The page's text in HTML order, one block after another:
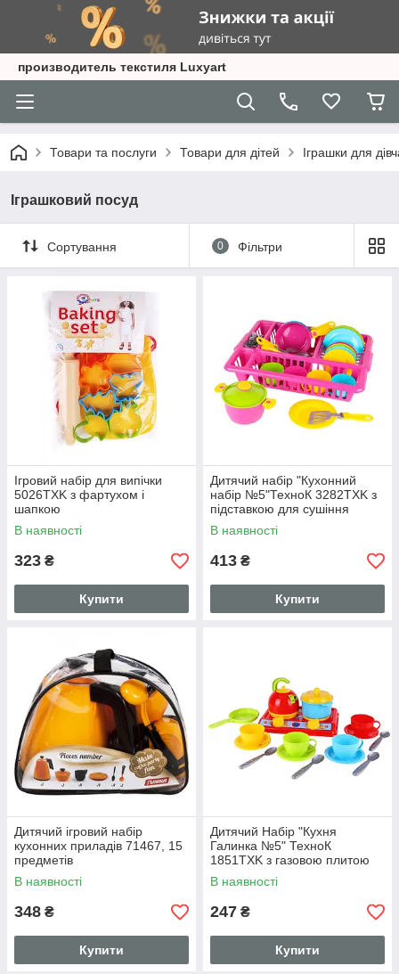
производитель текстиля Luxyart
Товари та послуги Товари для дітей Іграшки для
Іграшковий посуд
Сортування 0 Фільтри
Ігровий набір для випічки
5026TXK з фартухом і
шапкою
В наявності
323 ₴
Купити
Дитячий набір "Кухонний
набір №5"ТехноК 3282TXK з
підставкою для сушіння
В наявності
413 ₴
Купити
Дитячий ігровий набір
кухонних приладів 71467, 15
предметів
В наявності
348 ₴
Купити
Дитячий Набір "Кухня
Галинка №5" ТехноК
1851TXK з газовою плитою
В наявності
247 ₴
Купити